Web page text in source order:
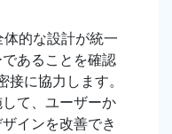
的な設計が統一
あることを確認
に協力します。
て、ユーザーか
インを改善でき